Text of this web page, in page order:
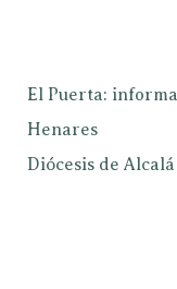
El Puerta:
Henares
Diócesis de